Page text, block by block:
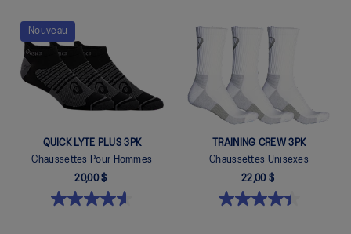
Nouveau
QUICK LYTE PLUS 3PK
Chaussettes Pour Hommes
20,00 $
TRAINING CREW 3PK
Chaussettes Unisexes
22,00 $